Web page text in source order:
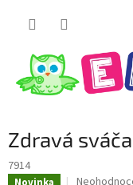
Zdravá
7914
Průměrné